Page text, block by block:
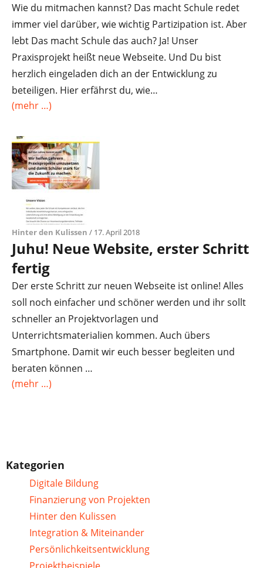
Wie du mitmachen kannst? Das macht Schule redet
immer viel darüber, wie wichtig Partizipation ist. Aber
lebt Das macht Schule das auch? Ja! Unser
Praxisprojekt heißt neue Webseite. Und Du bist
herzlich eingeladen dich an der Entwicklung zu
beteiligen. Hier erfährst du, wie…
(mehr …)
Hinter den Kulissen / 17. April 2018
Juhu! Neue Website, erster Schritt
fertig
Der erste Schritt zur neuen Webseite ist online! Alles
soll noch einfacher und schöner werden und ihr sollt
schneller an Projektvorlagen und
Unterrichtsmaterialien kommen. Auch übers
Smartphone. Damit wir euch besser begleiten und
beraten können …
(mehr …)
Kategorien
Digitale Bildung
Finanzierung von Projekten
Hinter den Kulissen
Integration & Miteinander
Persönlichkeitsentwicklung